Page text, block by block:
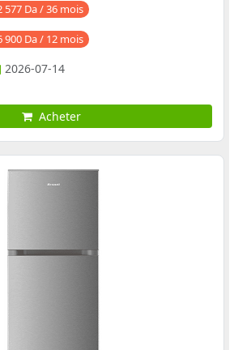
577 Da / 36 mois
900 Da / 12 mois
2026-07-14
Acheter